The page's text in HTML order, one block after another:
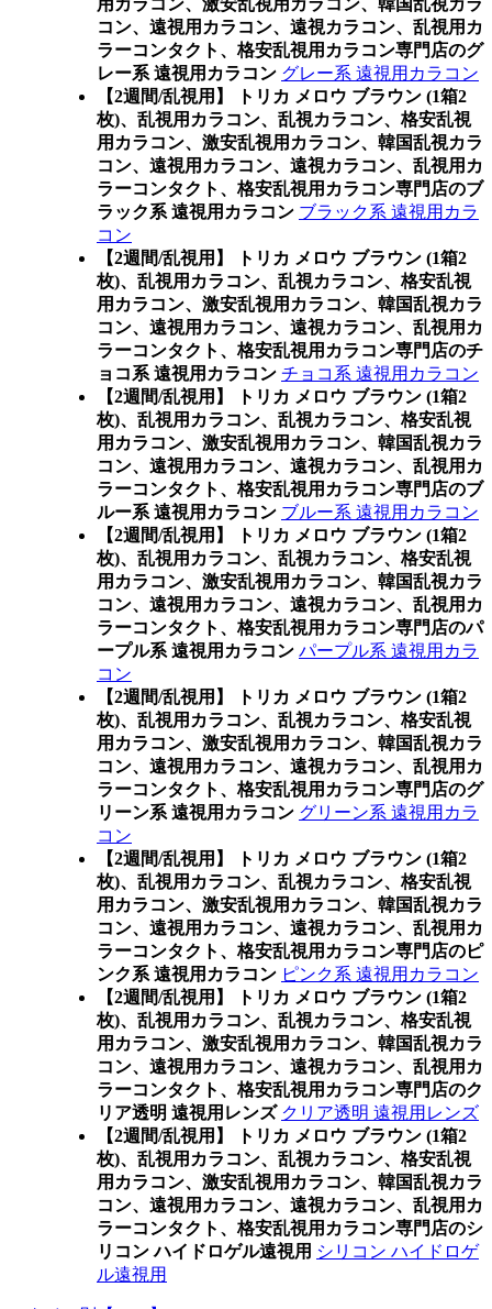
用カラコン、激安乱視用カラコン、韓国乱視カラ
コン、遠視用カラコン、遠視カラコン、乱視用カ
ラーコンタクト、格安乱視用カラコン専門店のグ
レー系 遠視用カラコン グレー系 遠視用カラコン
【2週間/乱視用】 トリカ メロウ ブラウン (1箱2
枚)、乱視用カラコン、乱視カラコン、格安乱視
用カラコン、激安乱視用カラコン、韓国乱視カラ
コン、遠視用カラコン、遠視カラコン、乱視用カ
ラーコンタクト、格安乱視用カラコン専門店のブ
ラック系 遠視用カラコン ブラック系 遠視用カラ
コン
【2週間/乱視用】 トリカ メロウ ブラウン (1箱2
枚)、乱視用カラコン、乱視カラコン、格安乱視
用カラコン、激安乱視用カラコン、韓国乱視カラ
コン、遠視用カラコン、遠視カラコン、乱視用カ
ラーコンタクト、格安乱視用カラコン専門店のチ
ョコ系 遠視用カラコン チョコ系 遠視用カラコン
【2週間/乱視用】 トリカ メロウ ブラウン (1箱2
枚)、乱視用カラコン、乱視カラコン、格安乱視
用カラコン、激安乱視用カラコン、韓国乱視カラ
コン、遠視用カラコン、遠視カラコン、乱視用カ
ラーコンタクト、格安乱視用カラコン専門店のブ
ルー系 遠視用カラコン ブルー系 遠視用カラコン
【2週間/乱視用】 トリカ メロウ ブラウン (1箱2
枚)、乱視用カラコン、乱視カラコン、格安乱視
用カラコン、激安乱視用カラコン、韓国乱視カラ
コン、遠視用カラコン、遠視カラコン、乱視用カ
ラーコンタクト、格安乱視用カラコン専門店のパ
ープル系 遠視用カラコン パープル系 遠視用カラ
コン
【2週間/乱視用】 トリカ メロウ ブラウン (1箱2
枚)、乱視用カラコン、乱視カラコン、格安乱視
用カラコン、激安乱視用カラコン、韓国乱視カラ
コン、遠視用カラコン、遠視カラコン、乱視用カ
ラーコンタクト、格安乱視用カラコン専門店のグ
リーン系 遠視用カラコン グリーン系 遠視用カラ
コン
【2週間/乱視用】 トリカ メロウ ブラウン (1箱2
枚)、乱視用カラコン、乱視カラコン、格安乱視
用カラコン、激安乱視用カラコン、韓国乱視カラ
コン、遠視用カラコン、遠視カラコン、乱視用カ
ラーコンタクト、格安乱視用カラコン専門店のピ
ンク系 遠視用カラコン ピンク系 遠視用カラコン
【2週間/乱視用】 トリカ メロウ ブラウン (1箱2
枚)、乱視用カラコン、乱視カラコン、格安乱視
用カラコン、激安乱視用カラコン、韓国乱視カラ
コン、遠視用カラコン、遠視カラコン、乱視用カ
ラーコンタクト、格安乱視用カラコン専門店のク
リア透明 遠視用レンズ クリア透明 遠視用レンズ
【2週間/乱視用】 トリカ メロウ ブラウン (1箱2
枚)、乱視用カラコン、乱視カラコン、格安乱視
用カラコン、激安乱視用カラコン、韓国乱視カラ
コン、遠視用カラコン、遠視カラコン、乱視用カ
ラーコンタクト、格安乱視用カラコン専門店のシ
リコン ハイドロゲル遠視用 シリコン ハイドロゲ
ル遠視用